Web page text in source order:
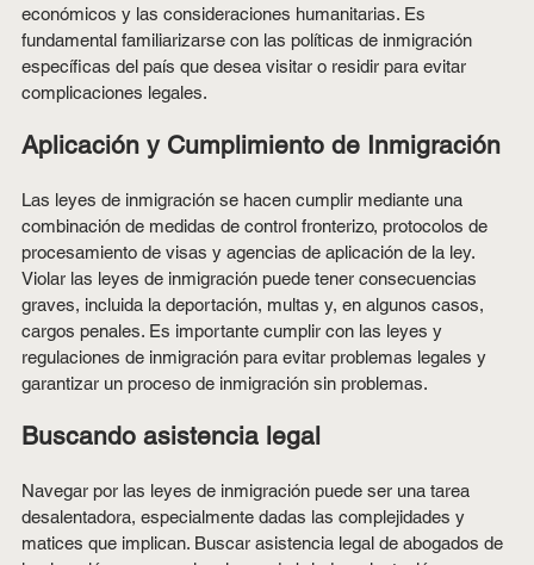
económicos y las consideraciones humanitarias. Es
fundamental familiarizarse con las políticas de inmigración
específicas del país que desea visitar o residir para evitar
complicaciones legales.
Aplicación y Cumplimiento de Inmigración
Las leyes de inmigración se hacen cumplir mediante una
combinación de medidas de control fronterizo, protocolos de
procesamiento de visas y agencias de aplicación de la ley.
Violar las leyes de inmigración puede tener consecuencias
graves, incluida la deportación, multas y, en algunos casos,
cargos penales. Es importante cumplir con las leyes y
regulaciones de inmigración para evitar problemas legales y
garantizar un proceso de inmigración sin problemas.
Buscando asistencia legal
Navegar por las leyes de inmigración puede ser una tarea
desalentadora, especialmente dadas las complejidades y
matices que implican. Buscar asistencia legal de abogados de